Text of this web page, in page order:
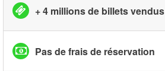
+ 4 millions de billets vendus
Pas de frais de réservation